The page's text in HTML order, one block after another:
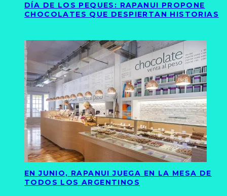
DÍA DE LOS PEQUES: RAPANUI PROPONE
CHOCOLATES QUE DESPIERTAN HISTORIAS
EN JUNIO, RAPANUI JUEGA EN LA MESA DE
TODOS LOS ARGENTINOS